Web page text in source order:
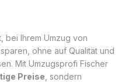
bei Ihrem Umzug von
ohne auf Qualität und
Mit Umzugsprofi Fischer
Preise , sondern